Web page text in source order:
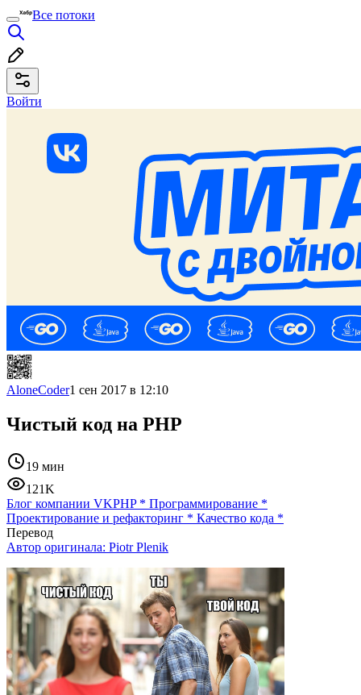
Все потоки
Войти
AloneCoder1 сен 2017 в 12:10
Чистый код на PHP
19 мин
121K
Блог компании VKPHP* Программирование *
Проектирование и рефакторинг * Качество кода *
Перевод
Автор оригинала: Piotr Plenik